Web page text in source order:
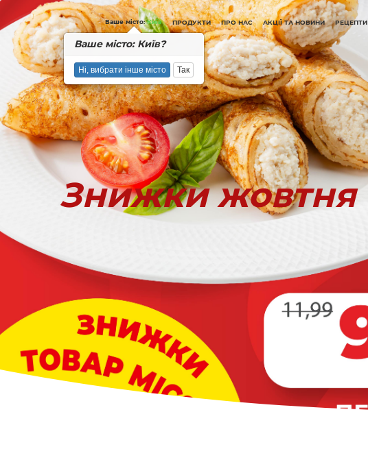
Вашe місто:Київ
Вашe місто: Київ?
Ні, вибрати інше місто Так
ПРОДУКТИ ПРО НАС АКЦІЇ ТА НОВИНИ РЕЦЕПТИ
Знижки жовтня